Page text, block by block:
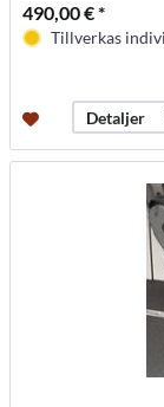
490,00 € *
Tillverkas
Detaljer